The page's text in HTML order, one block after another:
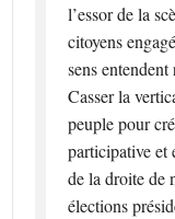
l’essor de la
citoyens
sens
Casser la
peuple pour
participative et
de la droite de
élections